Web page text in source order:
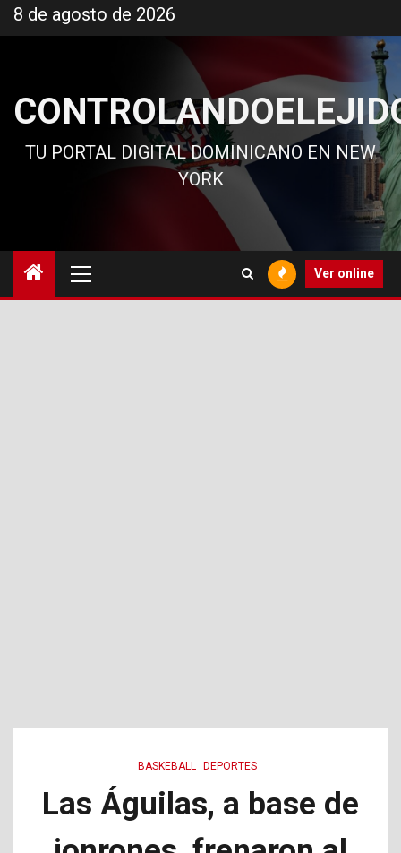
al
8 de agosto de 2026
TU PORTAL DIGITAL DOMINICANO EN NEW
YORK
principal
Ver online
BASKEBALL DEPORTES
Las Águilas, a base de